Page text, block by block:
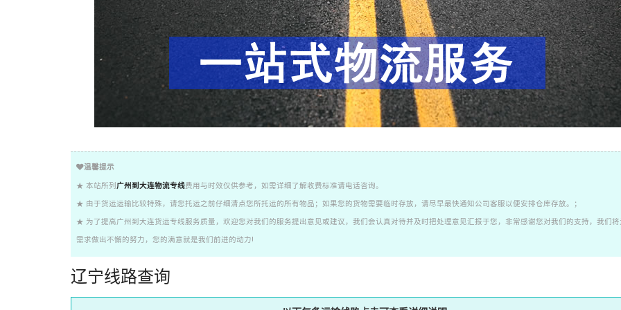
温馨提示
★ 本站所列 广州到大连物流专线费用与时效仅供参考，如需详细了解收费标准请电话咨询。
★ 由于货运运输比较特殊，请您托运之前仔细清点您所托运的所有物品；如果您的货物需要临时存放，请尽早最快通知公司客服以便安排仓库存放。；
★ 为了提高广州到大连货运专线服务质量，欢迎您对我们的服务提出意见或建议，我们会认真对待并及时把处理意见汇报于您，非常感谢您对我们的支持，我们
需求做出不懈的努力，您的满意就是我们前进的动力!
辽宁线路查询